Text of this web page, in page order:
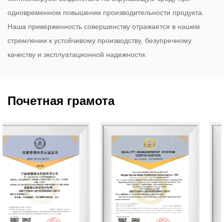
одновременном повышении производительности продукта.
Наша приверженность совершенству отражается в нашем
стремлении к устойчивому производству, безупречному
качеству и эксплуатационной надежности.
Почетная грамота